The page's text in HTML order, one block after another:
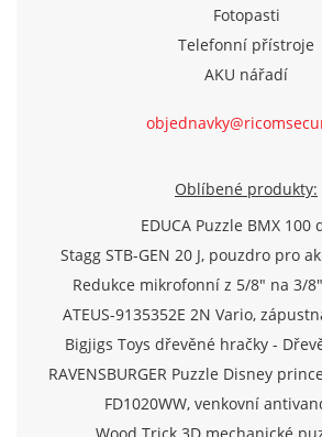
Fotopasti
Telefonní přístroje
AKU nářadí
Oblíbené produkty:
EDUCA Puzzle BMX 100
Stagg STB-GEN 20 J, pouzdro pro
Redukce mikrofonní z 5/8" na 3/
ATEUS-9135352E 2N Vario,
moduly (Analog/IP)
Bigjigs Toys dřevěné hračky -
letadlo
RAVENSBURGER Puzzle Disney
500 dílků
FD1020WW, venkovní
TVI/AHD/CVI/CVBS kamera 720p,